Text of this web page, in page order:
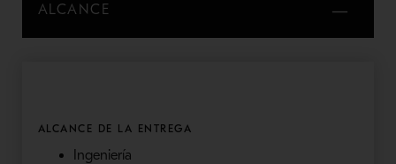
ALCANCE
ALCANCE DE LA ENTREGA
Ingeniería